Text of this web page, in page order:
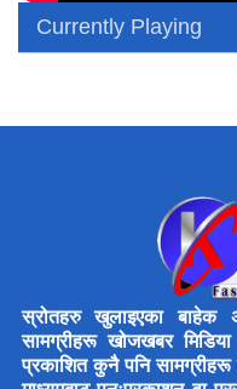
Currently Playing
स्रोतहरु खुलाइएका बाहेक
सामग्रीहरू खोजखबर
प्रकाशित कुनै पनि सामग्रीहरू